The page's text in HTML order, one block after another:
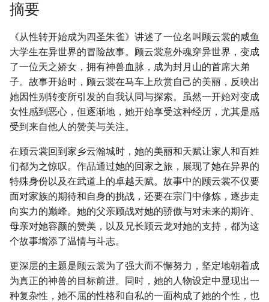
摘要
《从性转开始成为四圣朱雀》讲述了一位名叫顾云裳的咸鱼
大学生在异世界的冒险故事。顾云裳意外魂穿异世界，变成
了一位天之娇女，拥有神兽血脉，成为封月山的首席大弟
子。故事开始时，顾云裳在马车上欣赏自己的美丽，反映出
她因性别转变所引发的自我认同与探索。虽然一开始对变成
女性感到恶心，但逐渐地，她开始享受这种经历，尤其是感
受到来自他人的赞美与关注。
在顾云裳回到家乡云瀚城时，她的美丽和天赋让家人和百姓
们都为之惊叹。作品通过她的回家之旅，展现了她在异界的
特殊身份以及在武道上的卓越天赋。故事中的顾云裳不仅要
面对家族的期待和自身的挑战，还要在宗门中修炼，逐步走
向实力的巅峰。她的父亲顾战对她的骄傲与对未来的期许、
母亲对她容颜的赞美，以及兄长顾云龙对她的支持，都为这
个故事增添了温情与斗志。
更深层的主题是顾云裳为了强大而不懈努力，坚定地朝着成
为真正的神兽的目标前进。同时，她的人物设定中显现出一
种复杂性，她不屈的性格和自私的一面构成了她的个性，也